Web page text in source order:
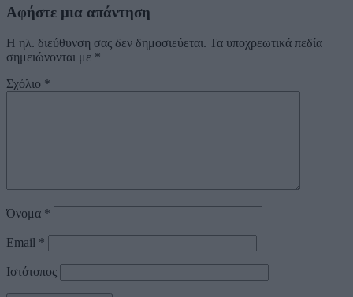
Αφήστε μια απάντηση
Η ηλ. διεύθυνση σας δεν δημοσιεύεται. Τα υποχρεωτικά πεδία
σημειώνονται με *
Σχόλιο *
Όνομα *
Email *
Ιστότοπος